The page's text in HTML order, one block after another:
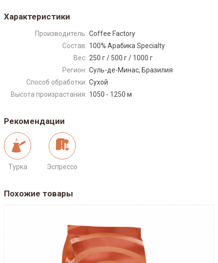
Характеристики
Производитель: Coffee Factory
Состав: 100% Арабика Specialty
Вес: 250 г / 500 г / 1000 г
Регион: Суль-де-Минас, Бразилия
Способ обработки: Сухой
Высота произрастания: 1050 - 1250 м
Рекомендации
Турка Эспрессо
Похожие товары